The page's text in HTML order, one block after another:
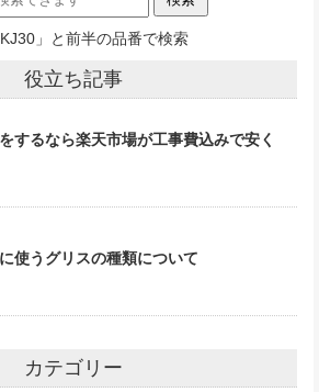
」と前半の品番で検索
役立ち記事
するなら楽天市場が工事費込みで安く
使うグリスの種類について
カテゴリー